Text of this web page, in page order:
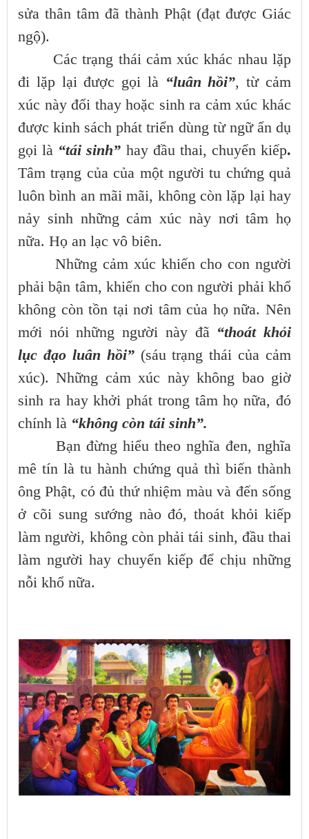
sửa thân tâm đã thành Phật (đạt được Giác
ngộ).
Các trạng thái cảm xúc khác nhau lặp
đi lặp lại được gọi là “luân hồi”, từ cảm
xúc này đổi thay hoặc sinh ra cảm xúc khác
được kinh sách phát triển dùng từ ngữ ẩn dụ
gọi là “tái sinh” hay đầu thai, chuyển kiếp.
Tâm trạng của của một người tu chứng quả
luôn bình an mãi mãi, không còn lặp lại hay
nảy sinh những cảm xúc này nơi tâm họ
nữa. Họ an lạc vô biên.
Những cảm xúc khiến cho con người
phải bận tâm, khiến cho con người phải khổ
không còn tồn tại nơi tâm của họ nữa. Nên
mới nói những người này đã “thoát khỏi
lục đạo luân hồi”(sáu trạng thái của cảm
xúc). Những cảm xúc này không bao giờ
sinh ra hay khởi phát trong tâm họ nữa, đó
chính là “không còn tái sinh”.
Bạn đừng hiểu theo nghĩa đen, nghĩa
mê tín là tu hành chứng quả thì biến thành
ông Phật, có đủ thứ nhiệm màu và đến sống
ở cõi sung sướng nào đó, thoát khỏi kiếp
làm người, không còn phải tái sinh, đầu thai
làm người hay chuyển kiếp để chịu những
nỗi khổ nữa.